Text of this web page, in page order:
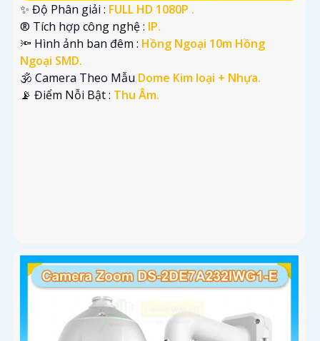
✨ Độ Phân giải : FULL HD 1080P .
®️ Tích hợp công nghệ : IP.
🔦 Hình ảnh ban đêm : Hồng Ngoại 10m Hồng
Ngoại SMD.
🕉️ Camera Theo Mẫu Dome Kim loại + Nhựa.
️📡 Điểm Nỗi Bật : Thu Âm.